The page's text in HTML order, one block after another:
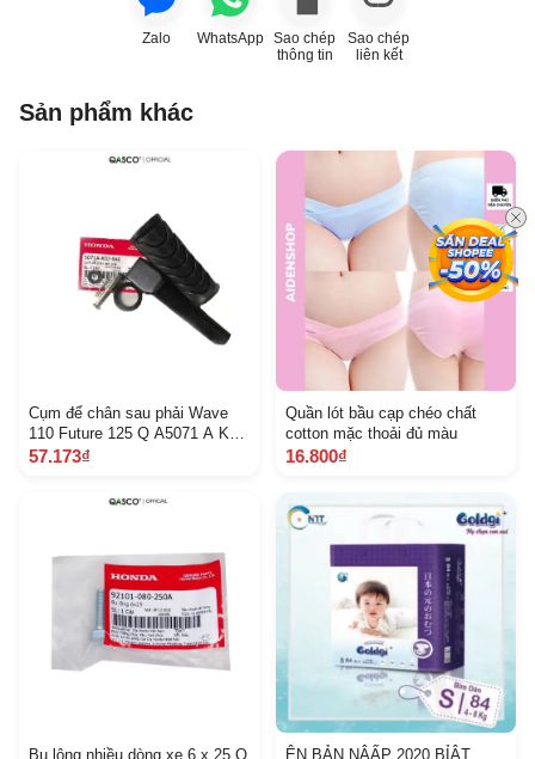
Zalo WhatsApp Sao chép
thông tin
Sao chép
liên kết
Sản phẩm khác
Cụm để chân sau phải Wave
110 Future 125 Q A5071 A K
07940 7 C 3 J
57.173₫
Quần lót bầu cạp chéo chất
cotton mặc thoải đủ màu
16.800₫
Bu lông nhiều dòng xe 6 x 25 Q
ÊN BẢN NÂẤP 2020 BỈẬT